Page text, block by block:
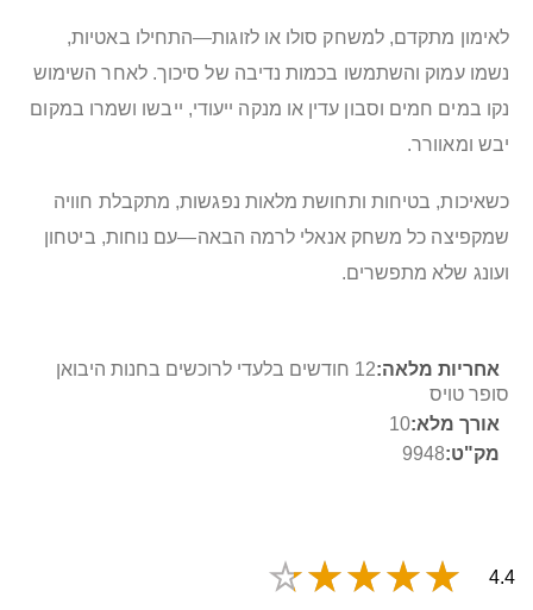
לאימון מתקדם, למשחק סולו או לזוגות—התחילו באטיות,
נשמו עמוק והשתמשו בכמות נדיבה של סיכוך. לאחר השימוש
נקו במים חמים וסבון עדין או מנקה ייעודי, ייבשו ושמרו במקום
יבש ומאוורר.
כשאיכות, בטיחות ותחושת מלאות נפגשות, מתקבלת חוויה
שמקפיצה כל משחק אנאלי לרמה הבאה—עם נוחות, ביטחון
ועונג שלא מתפשרים.
מידע
נוסף
12 חודשים בלעדי לרוכשים בחנות היבואן
סופר טויס
10
9948
4.4